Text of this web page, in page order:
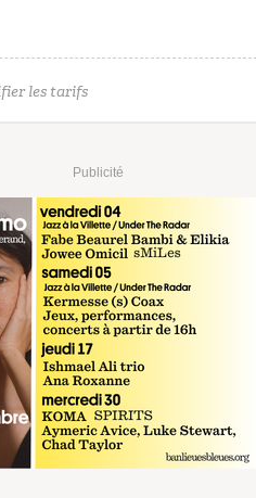
les tarifs
Publicité